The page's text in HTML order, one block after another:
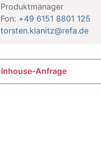
Produktmanager
Fon: +49 6151 8801 125
torsten.klanitz@refa.de
Inhouse-Anfrage